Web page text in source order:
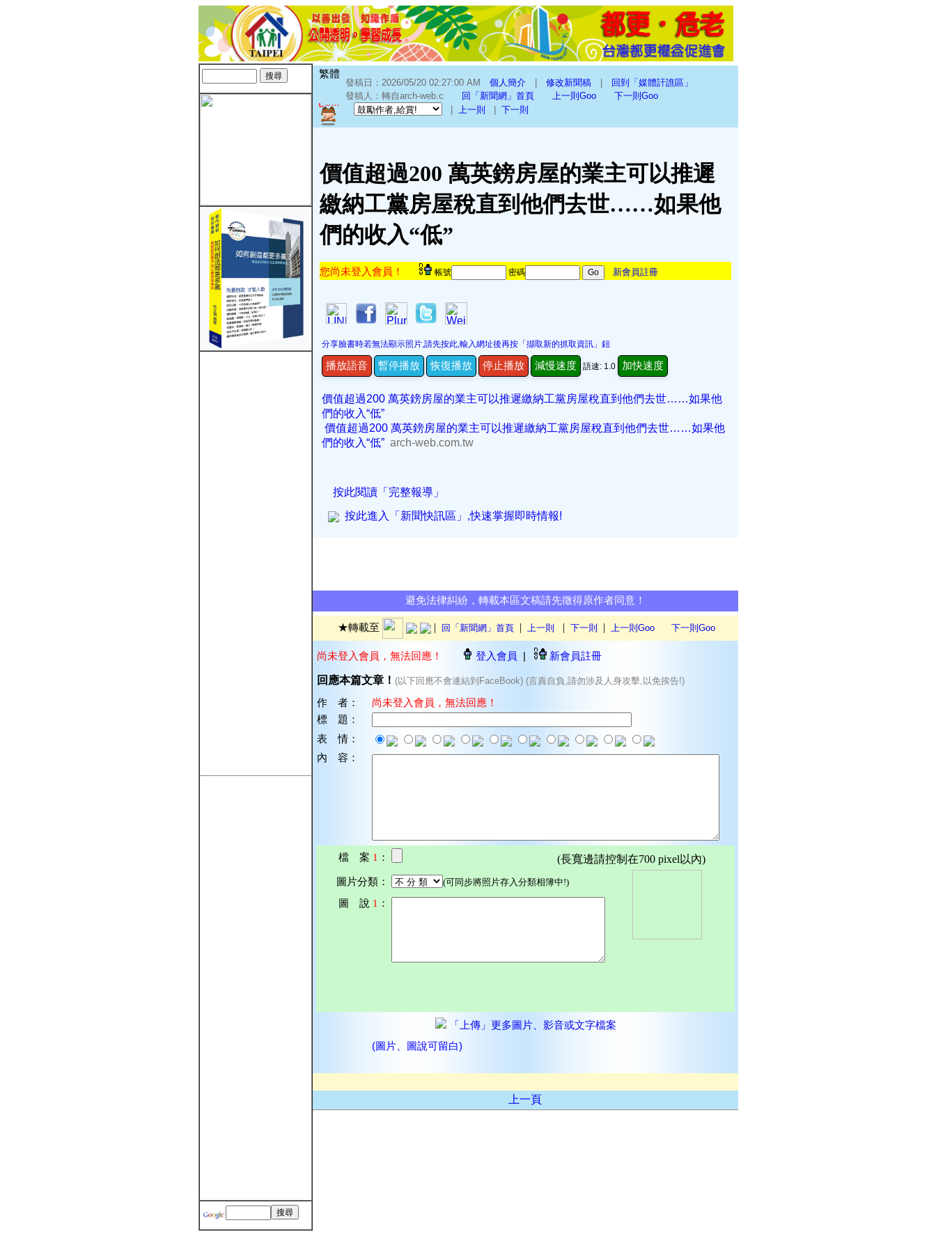
繁體
發稿日：2026/05/20 02:27:00 AM 個人簡介| 修改新聞稿|
回到「媒體訐譙區」
發稿人：轉自arch-web.c
回「新聞網」首頁 上一則Goo
下一則Goo
上一則 下一則
價值超過200 萬英鎊房屋的業主可以推遲
繳納工黨房屋稅直到他們去世……如果他
們的收入“低”
您尚未登入會員！ 帳號 密碼 新會員註冊
分享臉書時若無法顯示照片,請先按此,輸入網址後再按「擷取新的抓取資訊」鈕
播放語音 暫停播放 恢復播放 停止播放 減慢速度 語速: 1.0 加快速度
價值超過200 萬英鎊房屋的業主可以推遲繳納工黨房屋稅直到他們去世……如果他
們的收入“低”
價值超過200 萬英鎊房屋的業主可以推遲繳納工黨房屋稅直到他們去世……如果他
們的收入“低” arch-web.com.tw
按此閱讀「完整報導」
按此進入「新聞快訊區」,快速掌握即時情報!
避免法律糾紛，轉載本區文稿請先徵得原作者同意！
★轉載至 | 回「新聞網」首頁 | 上一則 | 下一則 | 上一則Goo 下一則Goo
尚未登入會員，無法回應！ 登入會員 | 新會員註冊
回應本篇文章！ (以下回應不會連結到FaceBook) (言責自負,請勿涉及人身攻擊,以免挨告!)
作 者：
尚未登入會員，無法回應！
標 題：
表 情：
內 容：
檔 案 1 ： (長寬邊請控制在700 pixel以內)
圖片分類： (可同步將照片存入分類相簿中!)
圖 說 1 ：
「上傳」更多圖片、影音或文字檔案
(圖片、圖說可留白)
上一頁